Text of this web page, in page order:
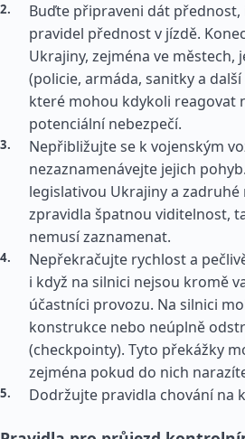
Buďte připraveni dát
pravidel přednost v jízdě.
Ukrajiny, zejména ve městech,
(policie, armáda, sanitky a
které mohou kdykoli reagovat
potenciální nebezpečí.
Nepřibližujte se k vojenským
nezaznamenávejte jejich
legislativou Ukrajiny a
zpravidla špatnou viditelnost,
nemusí zaznamenat.
Nepřekračujte rychlost a
i když na silnici nejsou kromě
účastníci provozu. Na silnici
konstrukce nebo neúplně
(checkpointy). Tyto překážky
zejména pokud do nich
Dodržujte pravidla chování na